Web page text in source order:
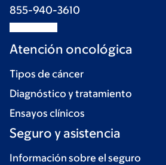
855-940-3610
Atención oncológica
Tipos de cáncer
Diagnóstico y tratamiento
Ensayos clínicos
Seguro y asistencia
Información sobre el seguro